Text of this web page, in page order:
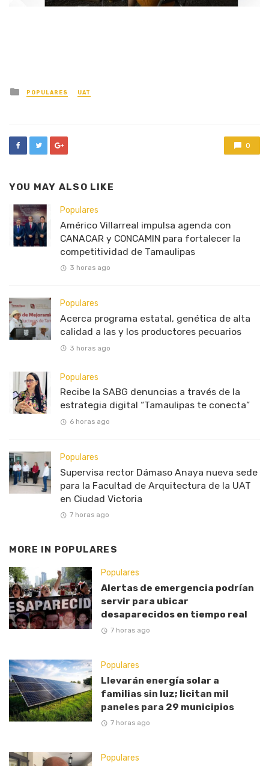
Posted
in
POPULARES UAT
0
YOU MAY ALSO LIKE
Populares
Américo Villarreal impulsa agenda con
CANACAR y CONCAMIN para fortalecer la
competitividad de Tamaulipas
3 horas ago
Populares
Acerca programa estatal, genética de alta
calidad a las y los productores pecuarios
3 horas ago
Populares
Recibe la SABG denuncias a través de la
estrategia digital “Tamaulipas te conecta”
6 horas ago
Populares
Supervisa rector Dámaso Anaya nueva sede
para la Facultad de Arquitectura de la UAT
en Ciudad Victoria
7 horas ago
MORE IN POPULARES
Populares
Alertas de emergencia podrían
servir para ubicar
desaparecidos en tiempo real
7 horas ago
Populares
Llevarán energía solar a
familias sin luz; licitan mil
paneles para 29 municipios
7 horas ago
Populares